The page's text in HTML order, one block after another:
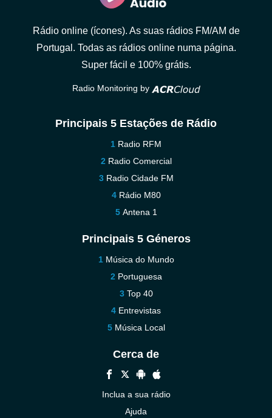
Rádio online (ícones). As suas rádios FM/AM de
Portugal. Todas as rádios online numa página.
Super fácil e 100% grátis.
Radio Monitoring by
Principais 5 Estações de Rádio
Radio RFM
Radio Comercial
Radio Cidade FM
Rádio M80
Antena 1
Principais 5 Géneros
Música do Mundo
Portuguesa
Top 40
Entrevistas
Música Local
Cerca de
Inclua a sua rádio
Ajuda